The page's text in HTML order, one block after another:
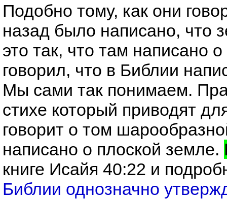
Подобно тому, как они
назад было написано, что
это так, что там написано
говорил, что в Библии
Мы сами так понимаем.
стихе который приводят
говорит о том
написано о плоской земле.
книге Исайя 40:22 и
Библии однозначно